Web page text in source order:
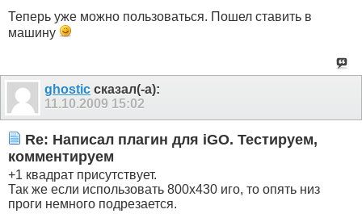
Теперь уже можно пользоваться. Пошел ставить в
машину
ghostic сказал(-а):
11.10.2009 15:02
Re: Написал плагин для iGO. Тестируем,
комментируем
+1 квадрат присутствует.
Так же если использовать 800x430 иго, то опять низ
проги немного подрезается.